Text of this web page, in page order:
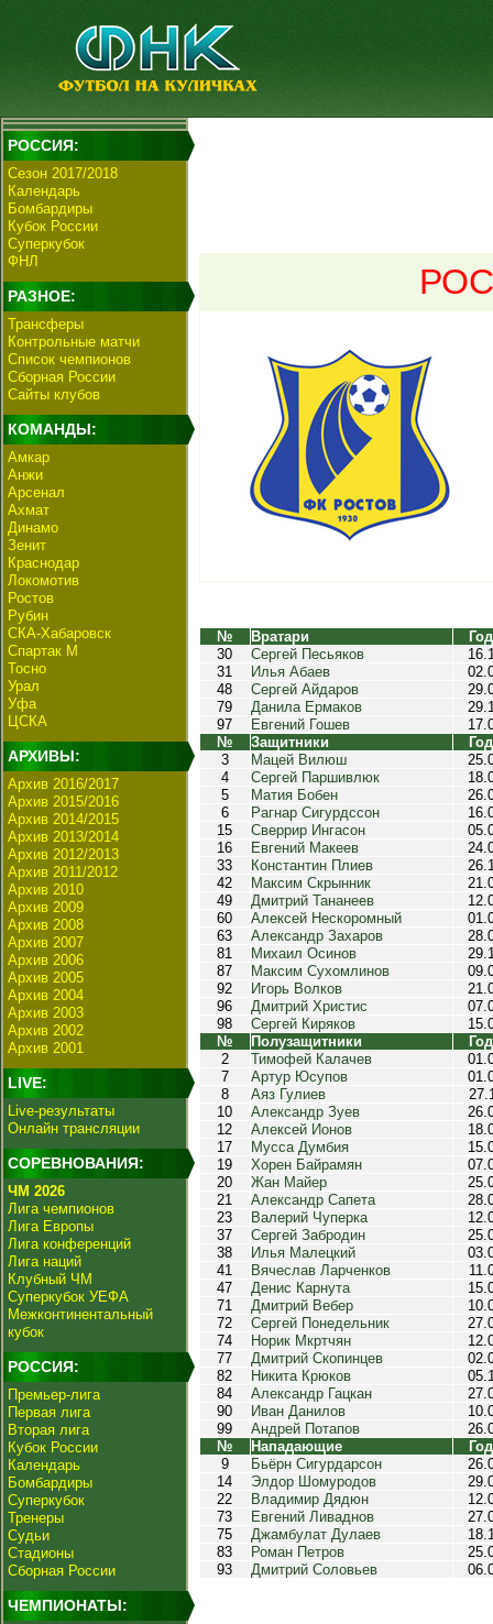
РОССИЯ:
Сезон 2017/2018
Календарь
Бомбардиры
Кубок России
Суперкубок
ФНЛ
РАЗНОЕ:
Трансферы
Контрольные матчи
Список чемпионов
Сборная России
Сайты клубов
КОМАНДЫ:
Амкар
Анжи
Арсенал
Ахмат
Динамо
Зенит
Краснодар
Локомотив
Ростов
Рубин
СКА-Хабаровск
Спартак М
Тосно
Урал
Уфа
ЦСКА
АРХИВЫ:
Архив 2016/2017
Архив 2015/2016
Архив 2014/2015
Архив 2013/2014
Архив 2012/2013
Архив 2011/2012
Архив 2010
Архив 2009
Архив 2008
Архив 2007
Архив 2006
Архив 2005
Архив 2004
Архив 2003
Архив 2002
Архив 2001
LIVE:
Live-результаты
Онлайн трансляции
СОРЕВНОВАНИЯ:
ЧМ 2026
Лига чемпионов
Лига Европы
Лига конференций
Лига наций
Клубный ЧМ
Суперкубок УЕФА
Межконтинентальный
кубок
РОССИЯ:
Премьер-лига
Первая лига
Вторая лига
Кубок России
Календарь
Бомбардиры
Суперкубок
Тренеры
Судьи
Стадионы
Сборная России
ЧЕМПИОНАТЫ:
№ Вратари
30
Сергей Песьяков
31
Илья Абаев
48
Сергей Айдаров
79
Данила Ермаков
97
Евгений Гошев
№
Защитники
3
Мацей Вилюш
4
Сергей Паршивлюк
5
Матия Бобен
6
Рагнар Сигурдссон
15
Сверрир Ингасон
16
Евгений Макеев
33
Константин Плиев
42
Максим Скрынник
49
Дмитрий Тананеев
60
Алексей Нескоромный
63
Александр Захаров
81
Михаил Осинов
87
Максим Сухомлинов
92
Игорь Волков
96
Дмитрий Христис
98
Сергей Киряков
№
Полузащитники
2
Тимофей Калачев
7
Артур Юсупов
8
Аяз Гулиев
10
Александр Зуев
12
Алексей Ионов
17
Мусса Думбия
19
Хорен Байрамян
20
Жан Майер
21
Александр Сапета
23
Валерий Чуперка
37
Сергей Забродин
38
Илья Малецкий
41
Вячеслав Ларченков
47
Денис Карнута
71
Дмитрий Вебер
72
Сергей Понедельник
74
Норик Мкртчян
77
Дмитрий Скопинцев
82
Никита Крюков
84
Александр Гацкан
90
Иван Данилов
99
Андрей Потапов
№
Нападающие
9
Бьёрн Сигурдарсон
14
Элдор Шомуродов
22
Владимир Дядюн
73
Евгений Ливаднов
75
Джамбулат Дулаев
83
Роман Петров
93
Дмитрий Соловьев